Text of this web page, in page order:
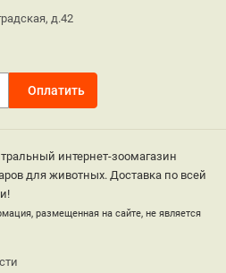
д.42
интернет-зоомагазин
для животных. Доставка по всей
размещенная на сайте, не является